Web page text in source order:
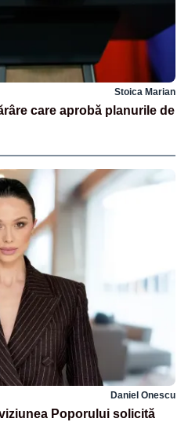
Stoica Marian
care aprobă planurile de
Daniel Onescu
Poporului solicită